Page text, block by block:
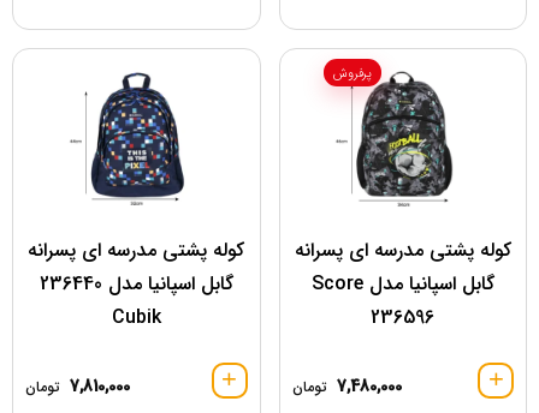
کوله پشتی مدرسه ای پسرانه
گابل اسپانیا مدل Score
236596
7,480,000 تومان
پرفروش
کوله پشتی مدرسه ای پسرانه
گابل اسپانیا مدل 236440
Cubik
7,810,000 تومان